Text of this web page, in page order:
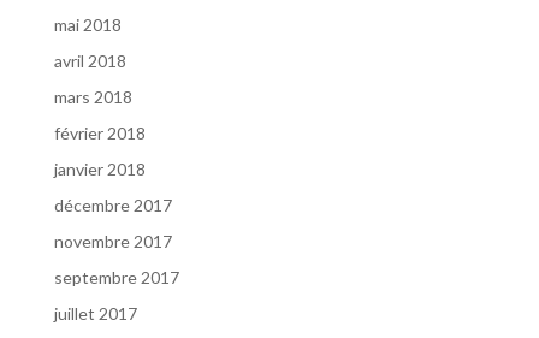
mai 2018
avril 2018
mars 2018
février 2018
janvier 2018
décembre 2017
novembre 2017
septembre 2017
juillet 2017